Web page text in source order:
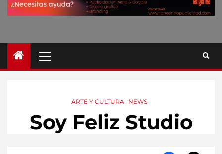
ARTE Y CULTURA NEWS
Soy Feliz Studio